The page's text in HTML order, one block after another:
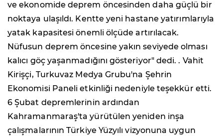
ve ekonomide deprem öncesinden daha güçlü bir
noktaya ulaşıldı. Kentte yeni hastane yatırımlarıyla
yatak kapasitesi önemli ölçüde artırılacak.
Nüfusun deprem öncesine yakın seviyede olması
kalıcı göç yaşanmadığını gösteriyor" dedi. . Vahit
Kirişçi, Turkuvaz Medya Grubu'na Şehrin
Ekonomisi Paneli etkinliği nedeniyle teşekkür etti.
6 Şubat depremlerinin ardından
Kahramanmaraş'ta yürütülen yeniden inşa
çalışmalarının Türkiye Yüzyılı vizyonuna uygun